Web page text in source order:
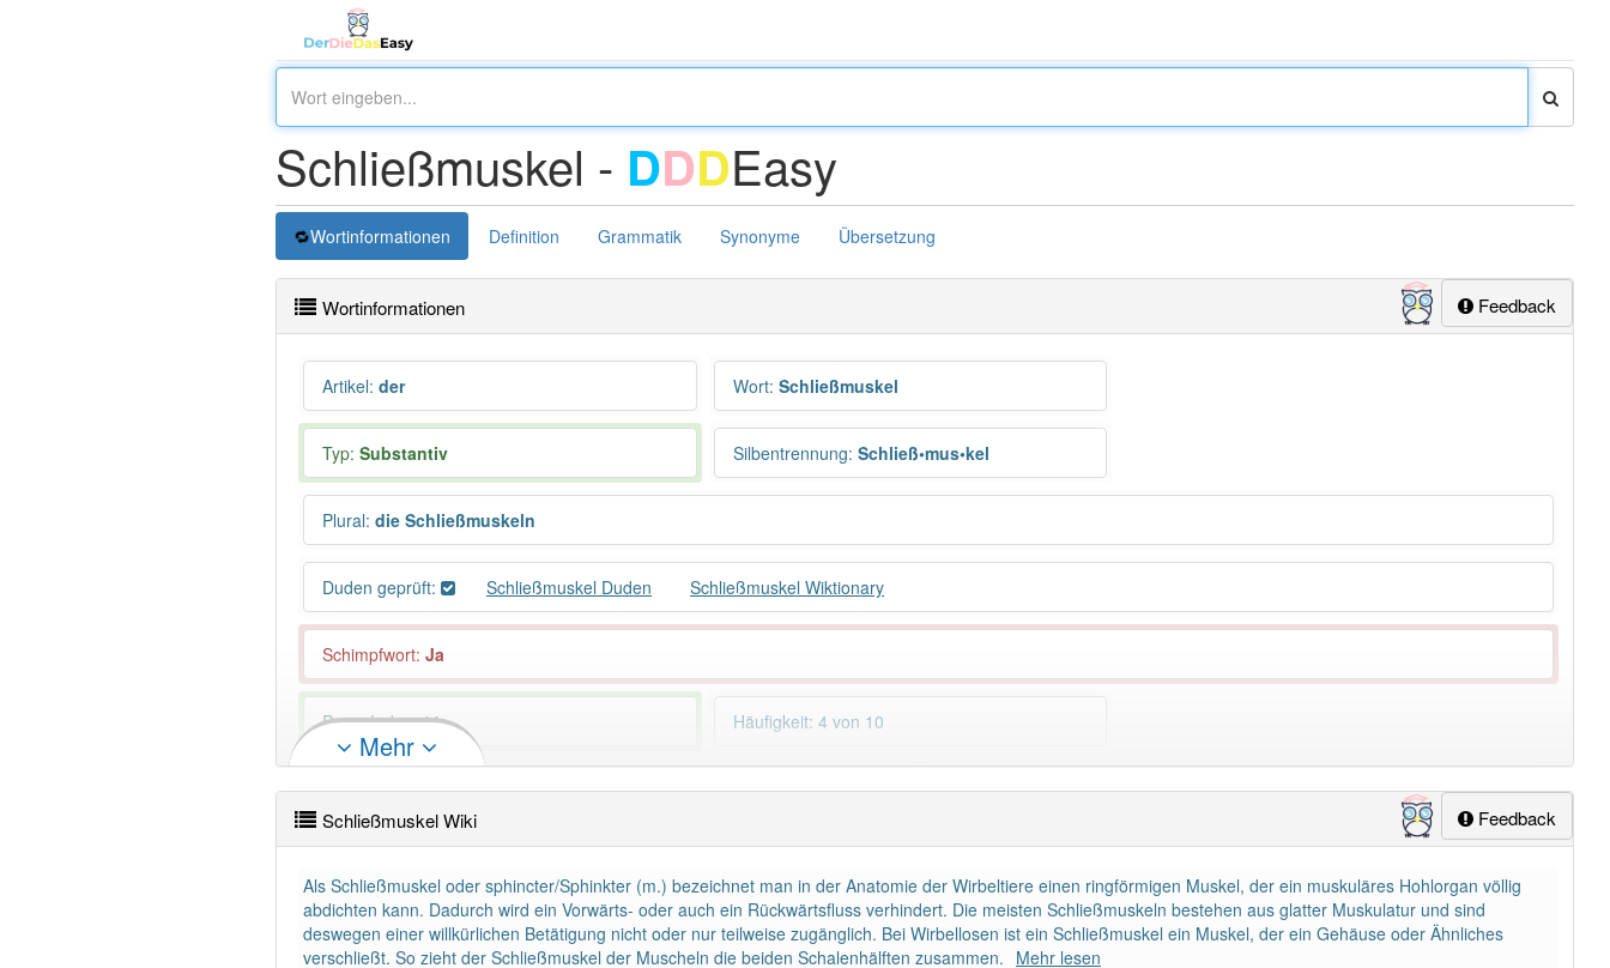
Schließmuskel - DDDEasy
Wortinformationen Definition Grammatik Synonyme Übersetzung
Feedback
Wortinformationen
Artikel: der Wort: Schließmuskel
Typ: Substantiv Silbentrennung: Schließ•mus•kel
Plural: die Schließmuskeln
Duden geprüft: Schließmuskel Duden Schließmuskel Wiktionary
Schimpfwort: Ja
PowerIndex:11 Häufigkeit: 4 von 10
Wörter mit Endung-schließmuskel: 1 Wörter mit Endung-schließmuskelaber mit einem anderen Artikelder: 0
Mehr
Feedback
Schließmuskel Wiki
Als Schließmuskel oder sphincter/Sphinkter (m.) bezeichnet man in der Anatomie der Wirbeltiere einen ringförmigen Muskel, der ein muskuläres Hohlorgan völlig
abdichten kann. Dadurch wird ein Vorwärts- oder auch ein Rückwärtsfluss verhindert. Die meisten Schließmuskeln bestehen aus glatter Muskulatur und sind
deswegen einer willkürlichen Betätigung nicht oder nur teilweise zugänglich. Bei Wirbellosen ist ein Schließmuskel ein Muskel, der ein Gehäuse oder Ähnliches
verschließt. So zieht der Schließmuskel der Muscheln die beiden Schalenhälften zusammen. Mehr lesen